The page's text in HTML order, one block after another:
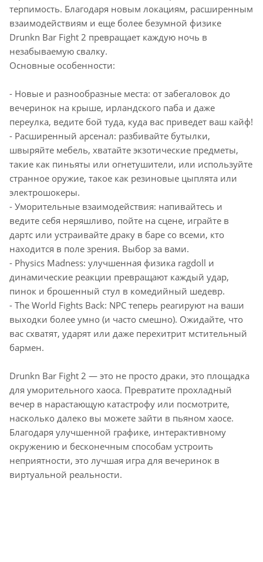
терпимость. Благодаря новым локациям, расширенным
взаимодействиям и еще более безумной физике
Drunkn Bar Fight 2 превращает каждую ночь в
незабываемую свалку.
Основные особенности:
- Новые и разнообразные места: от забегаловок до
вечеринок на крыше, ирландского паба и даже
переулка, ведите бой туда, куда вас приведет ваш кайф!
- Расширенный арсенал: разбивайте бутылки,
швыряйте мебель, хватайте экзотические предметы,
такие как пиньяты или огнетушители, или используйте
странное оружие, такое как резиновые цыплята или
электрошокеры.
- Уморительные взаимодействия: напивайтесь и
ведите себя неряшливо, пойте на сцене, играйте в
дартс или устраивайте драку в баре со всеми, кто
находится в поле зрения. Выбор за вами.
- Physics Madness: улучшенная физика ragdoll и
динамические реакции превращают каждый удар,
пинок и брошенный стул в комедийный шедевр.
- The World Fights Back: NPC теперь реагируют на ваши
выходки более умно (и часто смешно). Ожидайте, что
вас схватят, ударят или даже перехитрит мстительный
бармен.
Drunkn Bar Fight 2 — это не просто драки, это площадка
для уморительного хаоса. Превратите прохладный
вечер в нарастающую катастрофу или посмотрите,
насколько далеко вы можете зайти в пьяном хаосе.
Благодаря улучшенной графике, интерактивному
окружению и бесконечным способам устроить
неприятности, это лучшая игра для вечеринок в
виртуальной реальности.